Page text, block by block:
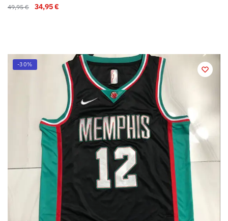
49,95€ 34,95€
-30%